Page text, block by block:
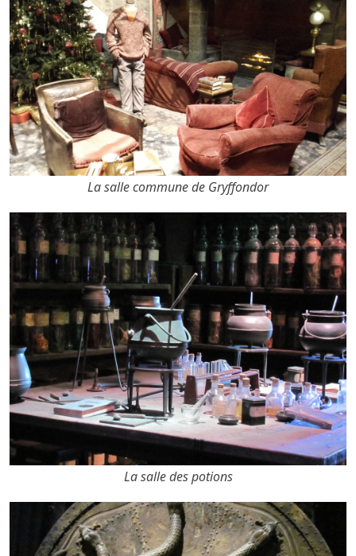
La salle commune de Gryffondor
La salle des potions